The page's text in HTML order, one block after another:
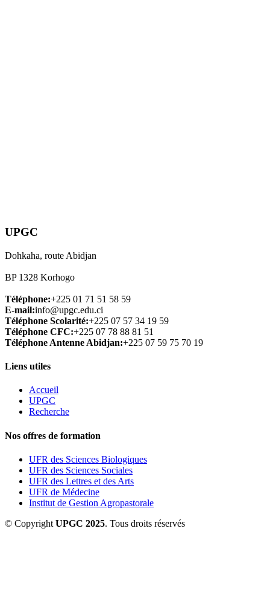
UPGC
Dohkaha, route Abidjan
BP 1328 Korhogo
Téléphone:+225 01 71 51 58 59
E-mail:info@upgc.edu.ci
Téléphone Scolarité:+225 07 57 34 19 59
Téléphone CFC:+225 07 78 88 81 51
Téléphone Antenne Abidjan:+225 07 59 75 70 19
Liens utiles
Accueil
UPGC
Recherche
Nos offres de formation
UFR des Sciences Biologiques
UFR des Sciences Sociales
UFR des Lettres et des Arts
UFR de Médecine
Institut de Gestion Agropastorale
© Copyright UPGC 2025. Tous droits réservés